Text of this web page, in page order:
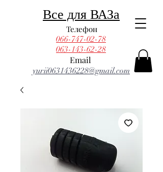
Email
Телефон
yurii0631436228@gmail.com
066-747-02-78
Все для ВАЗа
063-143-62-28